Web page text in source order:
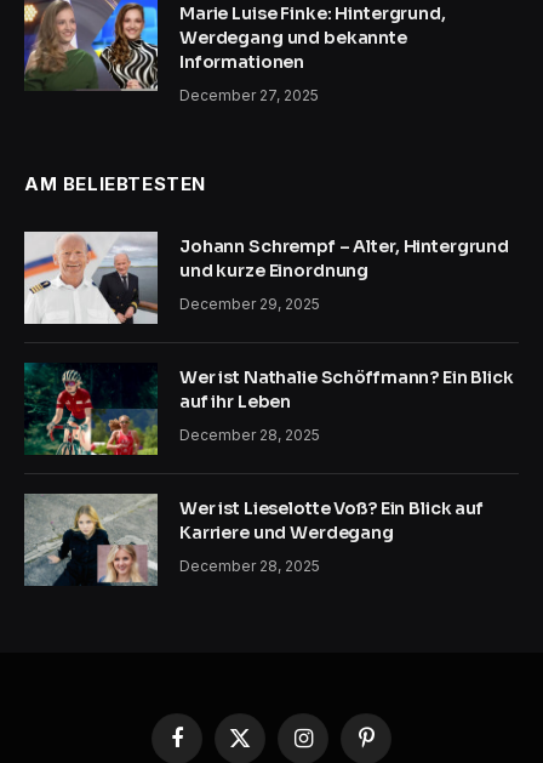
Marie Luise Finke: Hintergrund,
Werdegang und bekannte
Informationen
December 27, 2025
AM BELIEBTESTEN
Johann Schrempf – Alter, Hintergrund
und kurze Einordnung
December 29, 2025
Wer ist Nathalie Schöffmann? Ein Blick
auf ihr Leben
December 28, 2025
Wer ist Lieselotte Voß? Ein Blick auf
Karriere und Werdegang
December 28, 2025
Facebook
X
InstagramPinterest